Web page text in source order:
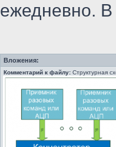
ежедневно.
Вложения:
Комментарий к файлу: Структурная